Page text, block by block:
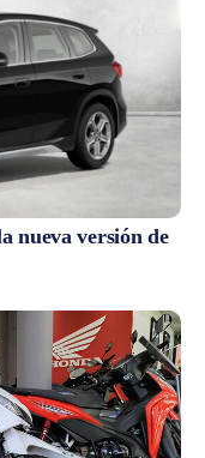
nueva versión de